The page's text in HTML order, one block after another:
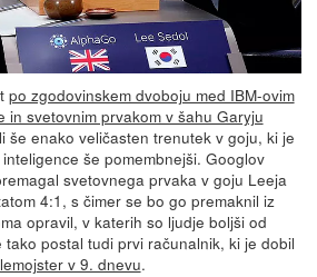
po zgodovinskem dvoboju med IBM-ovim
in svetovnim prvakom v šahu Garyju
še enako veličasten trenutek v goju, ki je
še pomembnejši. Googlov
svetovnega prvaka v goju Leeja
4:1, s čimer se bo go premaknil iz
opravil, v katerih so ljudje boljši od
postal tudi prvi računalnik, ki je dobil
v 9. dnevu.